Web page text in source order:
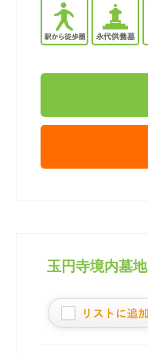
玉円寺境内墓地